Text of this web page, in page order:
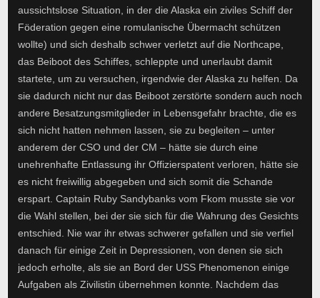
aussichtslose Situation, in der die Alaska ein ziviles Schiff der
Föderation gegen eine romulanische Übermacht schützen
wollte) und sich deshalb schwer verletzt auf die Northcape,
das Beiboot des Schiffes, schleppte und unerlaubt damit
startete, um zu versuchen, irgendwie der Alaska zu helfen. Da
sie dadurch nicht nur das Beiboot zerstörte sondern auch noch
andere Besatzungsmitglieder in Lebensgefahr brachte, die es
sich nicht hatten nehmen lassen, sie zu begleiten – unter
anderem der CSO und der CM – hätte sie durch eine
unehrenhafte Entlassung ihr Offizierspatent verloren, hätte sie
es nicht freiwillig abgegeben und sich somit die Schande
erspart. Captain Ruby Sandybanks vom Fkom musste sie vor
die Wahl stellen, bei der sie sich für die Wahrung des Gesichts
entschied. Nie war ihr etwas schwerer gefallen und sie verfiel
danach für einige Zeit in Depressionen, von denen sie sich
jedoch erholte, als sie an Bord der USS Phenomenon einige
Aufgaben als Zivilistin übernehmen konnte. Nachdem das